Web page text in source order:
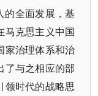
的全面发展，基
马克思主义中国
家治理体系和治
了与之相应的部
领时代的战略思